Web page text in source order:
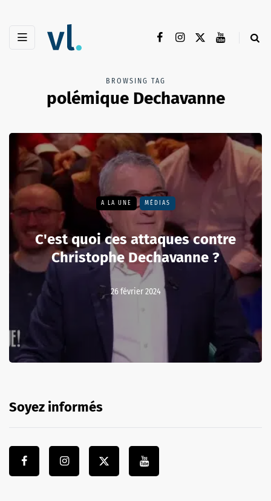
BROWSING TAG
polémique Dechavanne
A LA UNE MÉDIAS
C'est quoi ces attaques contre
Christophe Dechavanne ?
26 février 2024
Soyez informés